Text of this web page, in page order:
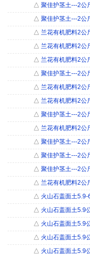
△ 聚佳护茎土---2公
△ 聚佳护茎土---2公
△ 兰花有机肥料2公
△ 兰花有机肥料2公
△ 兰花有机肥料2公
△ 聚佳护茎土---2公
△ 兰花有机肥料2公
△ 兰花有机肥料2公
△ 聚佳护茎土---2公
△ 兰花有机肥料2公
△ 聚佳护茎土---2公
△ 聚佳护茎土---2公
△ 聚佳护茎土---2公
△ 兰花有机肥料2公
△ 火山石盖面土
△ 火山石盖面土5.9
△ 火山石盖面土5.9
△ 火山石盖面土5.9
△ 火山石盖面土5.9